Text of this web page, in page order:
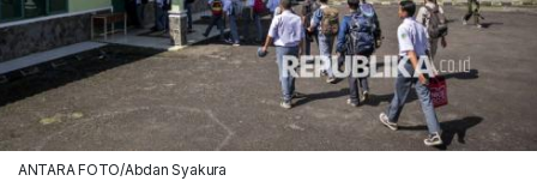
ANTARA FOTO/Abdan Syakura